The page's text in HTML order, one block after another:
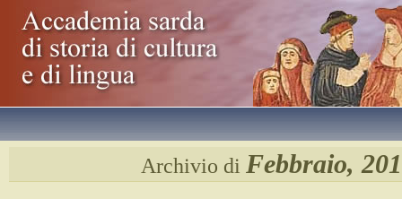
Archivio di Febbraio,